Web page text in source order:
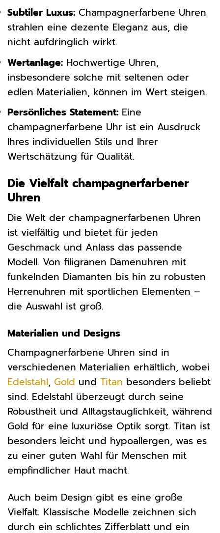
Subtiler Luxus: Champagnerfarbene Uhren
strahlen eine dezente Eleganz aus, die
nicht aufdringlich wirkt.
Wertanlage: Hochwertige Uhren,
insbesondere solche mit seltenen oder
edlen Materialien, können im Wert steigen.
Persönliches Statement: Eine
champagnerfarbene Uhr ist ein Ausdruck
Ihres individuellen Stils und Ihrer
Wertschätzung für Qualität.
Die Vielfalt champagnerfarbener
Uhren
Die Welt der champagnerfarbenen Uhren
ist vielfältig und bietet für jeden
Geschmack und Anlass das passende
Modell. Von filigranen Damenuhren mit
funkelnden Diamanten bis hin zu robusten
Herrenuhren mit sportlichen Elementen –
die Auswahl ist groß.
Materialien und Designs
Champagnerfarbene Uhren sind in
verschiedenen Materialien erhältlich, wobei
Edelstahl, Gold und Titan besonders beliebt
sind. Edelstahl überzeugt durch seine
Robustheit und Alltagstauglichkeit, während
Gold für eine luxuriöse Optik sorgt. Titan ist
besonders leicht und hypoallergen, was es
zu einer guten Wahl für Menschen mit
empfindlicher Haut macht.
Auch beim Design gibt es eine große
Vielfalt. Klassische Modelle zeichnen sich
durch ein schlichtes Zifferblatt und ein